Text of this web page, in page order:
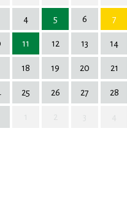
4 5 6 7
11 12 13 14
18 19 20 21
25 26 27 28